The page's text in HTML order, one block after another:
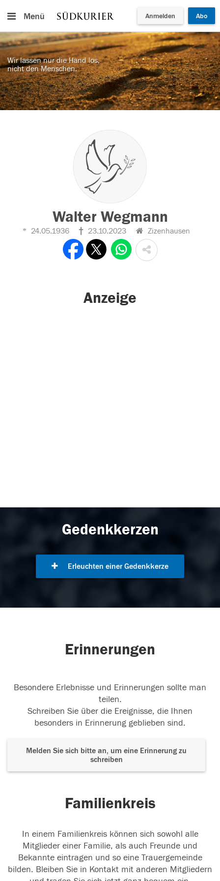
Menü Anmelden Abo
Wir lassen nur die Hand los,
nicht den Menschen.
Walter Wegmann
24.05.1936 23.10.2023 Zizenhausen
Anzeige
Gedenkkerzen
Erleuchten einer Gedenkkerze
Erinnerungen
Besondere Erlebnisse und Erinnerungen sollte man
teilen.
Schreiben Sie über die Ereignisse, die Ihnen
besonders in Erinnerung geblieben sind.
Melden Sie sich bitte an, um eine Erinnerung zu
schreiben
Familienkreis
In einem Familienkreis können sich sowohl alle
Mitglieder einer Familie, als auch Freunde und
Bekannte eintragen und so eine Trauergemeinde
bilden. Bleiben Sie in Kontakt mit anderen Mitgliedern